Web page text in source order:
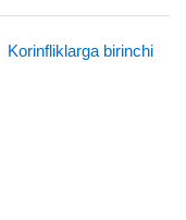
Korinfliklarga birinchi